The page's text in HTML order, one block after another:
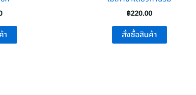
า
฿220.00
สั่งซื้อสินค้า